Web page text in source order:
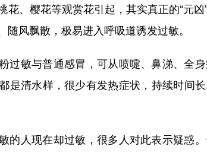
花、樱花等观赏花引起，其实真正的“元凶
随风飘散，极易进入呼吸道诱发过敏。
敏与普通感冒，可从喷嚏、鼻涕、全身
是清水样，很少有发热症状，持续时间
人现在却过敏，很多人对此表示疑惑。